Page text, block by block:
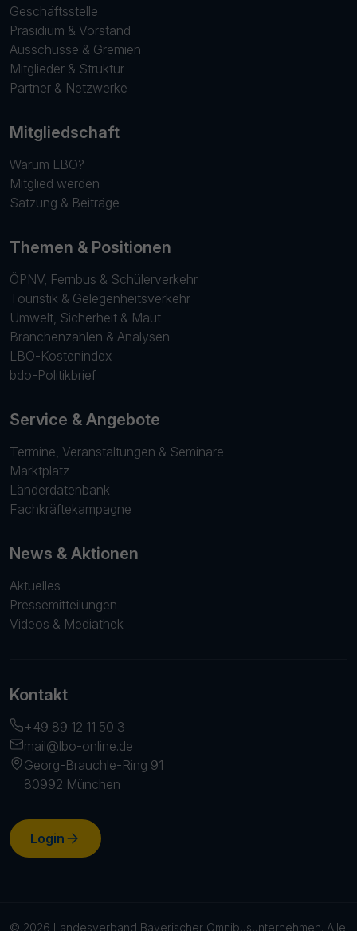
Geschäftsstelle
Präsidium & Vorstand
Ausschüsse & Gremien
Mitglieder & Struktur
Partner & Netzwerke
Mitgliedschaft
Warum LBO?
Mitglied werden
Satzung & Beiträge
Themen & Positionen
ÖPNV, Fernbus & Schülerverkehr
Touristik & Gelegenheitsverkehr
Umwelt, Sicherheit & Maut
Branchenzahlen & Analysen
LBO-Kostenindex
bdo-Politikbrief
Service & Angebote
Termine, Veranstaltungen & Seminare
Marktplatz
Länderdatenbank
Fachkräftekampagne
News & Aktionen
Aktuelles
Pressemitteilungen
Videos & Mediathek
Kontakt
+49 89 12 11 50 3
mail@lbo-online.de
Georg-Brauchle-Ring 91
80992 München
Login
© 2026 Landesverband Bayerischer Omnibusunternehmen. Alle